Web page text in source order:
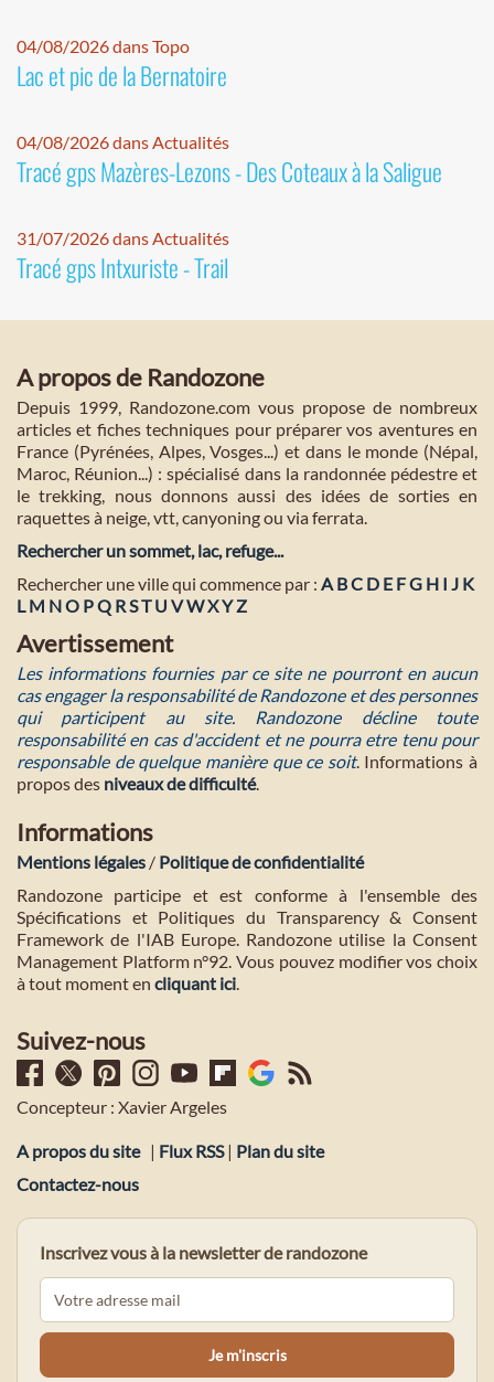
04/08/2026 dans Topo
Lac et pic de la Bernatoire
04/08/2026 dans Actualités
Tracé gps Mazères-Lezons - Des Coteaux à la Saligue
31/07/2026 dans Actualités
Tracé gps Intxuriste - Trail
A propos de Randozone
Depuis 1999, Randozone.com vous propose de nombreux
articles et fiches techniques pour préparer vos aventures en
France (Pyrénées, Alpes, Vosges...) et dans le monde (Népal,
Maroc, Réunion...) : spécialisé dans la randonnée pédestre et
le trekking, nous donnons aussi des idées de sorties en
raquettes à neige, vtt, canyoning ou via ferrata.
Rechercher un sommet, lac, refuge...
Rechercher une ville qui commence par : A BC D E FG H I J K
L M NO PQ RST U VWXYZ
Avertissement
Les informations fournies par ce site ne pourront en aucun
cas engager la responsabilité de Randozone et des personnes
qui participent au site. Randozone décline toute
responsabilité en cas d'accident et ne pourra etre tenu pour
responsable de quelque manière que ce soit. Informations à
propos des niveaux de difficulté.
Informations
Mentions légales / Politique de confidentialité
Randozone participe et est conforme à l'ensemble des
Spécifications et Politiques du Transparency & Consent
Framework de l'IAB Europe. Randozone utilise la Consent
Management Platform n°92. Vous pouvez modifier vos choix
à tout moment en cliquant ici.
Suivez-nous
Concepteur : Xavier Argeles
A propos du site | Flux RSS| Plan du site
Contactez-nous
Inscrivez vous à la newsletter de randozone